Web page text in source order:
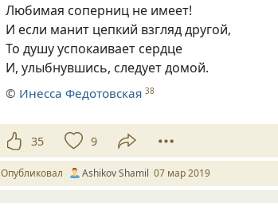
Любимая соперниц не имеет!
И если манит цепкий взгляд другой,
То душу успокаивает сердце
И, улыбнувшись, следует домой.
© Инесса Федотовская 38
35 9
Опубликовал Ashikov Shamil 07 мар 2019